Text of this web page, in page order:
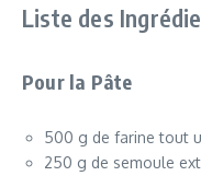
Liste des
Pour la Pâte
500 g de farine tout
250 g de semoule